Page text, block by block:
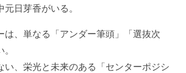
日芽香がいる。
、単なる「アンダー筆頭」「選抜次
、栄光と未来のある「センターポジシ